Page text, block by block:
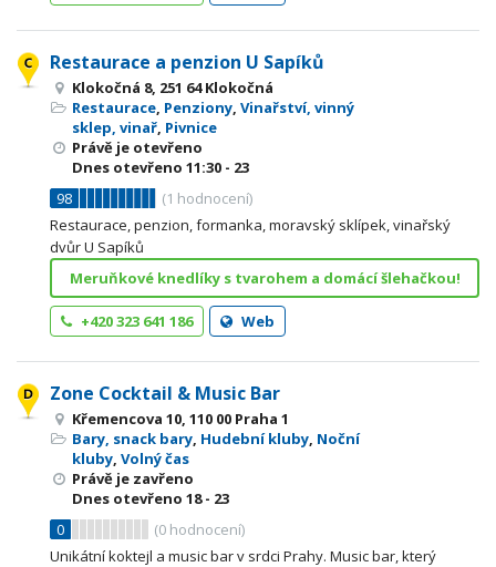
Restaurace a penzion U Sapíků
Klokočná 8, 251 64 Klokočná
Restaurace, Penziony, Vinařství, vinný
sklep, vinař, Pivnice
Právě je otevřeno
Dnes otevřeno 11:30 - 23
98
(1 hodnocení)
Restaurace, penzion, formanka, moravský sklípek, vinařský
dvůr U Sapíků
Meruňkové knedlíky s tvarohem a domácí šlehačkou!
+420 323 641 186 Web
Zone Cocktail & Music Bar
Křemencova 10, 110 00 Praha 1
Bary, snack bary, Hudební kluby, Noční
kluby, Volný čas
Právě je zavřeno
Dnes otevřeno 18 - 23
0
(0 hodnocení)
Unikátní koktejl a music bar v srdci Prahy. Music bar, který